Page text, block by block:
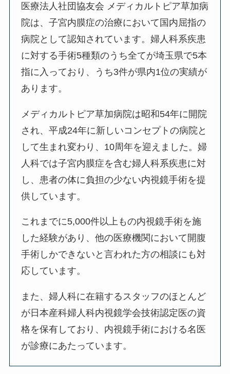
医療法人社団協友会 メディカルトピア草加病
院は、子宮内膜症の治療において国内屈指の
病院として認知されています。婦人科系疾患
に対する手術5種類のうち全てが埼玉県で5本
指に入っており、うち3件が県内1位の実績が
あります。
メディカルトピア草加病院は昭和54年に開院
され、平成24年に新しいコンセプトの病院と
して生まれ変わり、10周年を迎えました。婦
人科では子宮内膜症を含む婦人科系疾患に対
し、患者の体に負担の少ない内視鏡手術を提
供しています。
これまでに5,000件以上もの内視鏡手術を施
した経験があり、他の医療機関において開腹
手術しかできないと言われた方の相談にも対
応しています。
また、婦人科に在籍するスタッフのほとんど
が日本産科婦人科内視鏡学会技術認定医の資
格を保有しており、内視鏡手術における名医
が診療にあたっています。